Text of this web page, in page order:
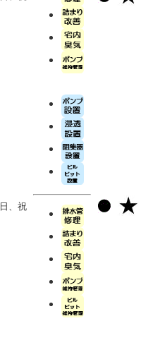
日、祝